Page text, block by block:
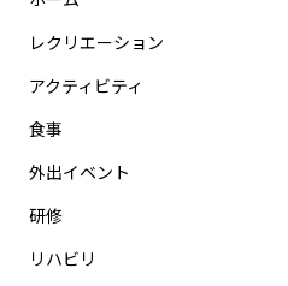
レクリエーション
アクティビティ
食事
外出イベント
研修
リハビリ